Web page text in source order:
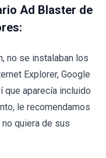
Ad Blaster de
no se instalaban los
Explorer, Google
que aparecía incluido
le recomendamos
quiera de sus